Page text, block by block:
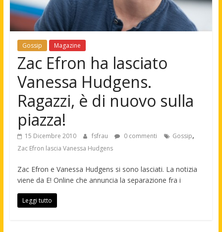
Gossip Magazine
Zac Efron ha lasciato
Vanessa Hudgens.
Ragazzi, è di nuovo sulla
piazza!
15 Dicembre 2010 fsfrau 0 commenti Gossip,
Zac Efron lascia Vanessa Hudgens
Zac Efron e Vanessa Hudgens si sono lasciati. La notizia
viene da E! Online che annuncia la separazione fra i
Leggi tutto